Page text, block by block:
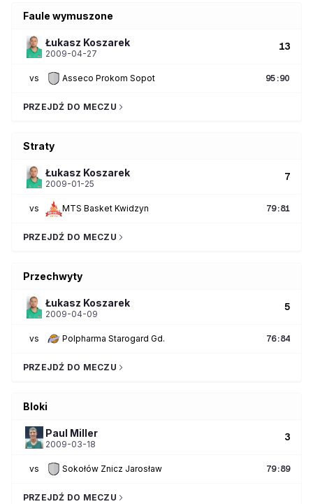
Faule wymuszone
Łukasz Koszarek
2009-04-27
13
vs Asseco Prokom Sopot 95:90
PRZEJDŹ DO MECZU
Straty
Łukasz Koszarek
2009-01-25
7
vs MTS Basket Kwidzyn 79:81
PRZEJDŹ DO MECZU
Przechwyty
Łukasz Koszarek
2009-04-09
5
vs Polpharma Starogard Gd. 76:84
PRZEJDŹ DO MECZU
Bloki
Paul Miller
2009-03-18
3
vs Sokołów Znicz Jarosław 79:89
PRZEJDŹ DO MECZU